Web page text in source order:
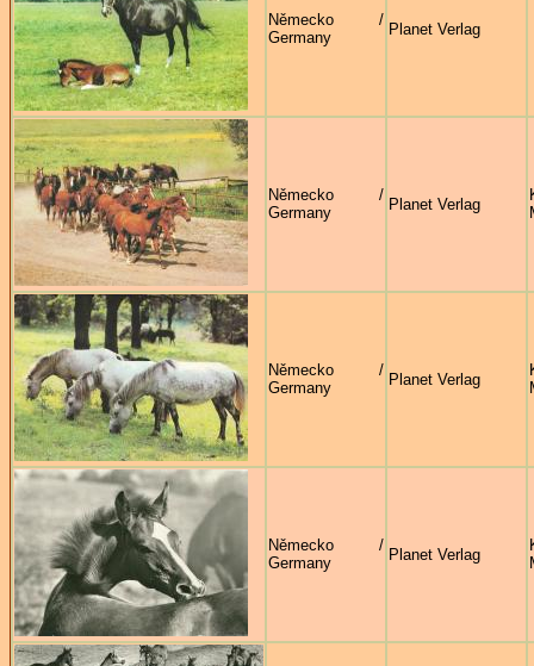
Německo /
Germany
Planet Verlag
Německo /
Germany
Planet Verlag
Německo /
Germany
Planet Verlag
Německo /
Germany
Planet Verlag